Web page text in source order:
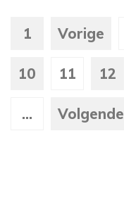
1 Vorige
10 11 12
... Volgende